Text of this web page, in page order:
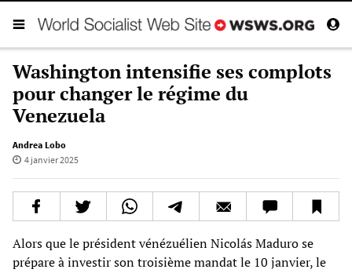
Washington intensifie ses complots
pour changer le régime du
Venezuela
Andrea Lobo
4 janvier 2025
Alors que le président vénézuélien Nicolás Maduro se
prépare à investir son troisième mandat le 10 janvier, le